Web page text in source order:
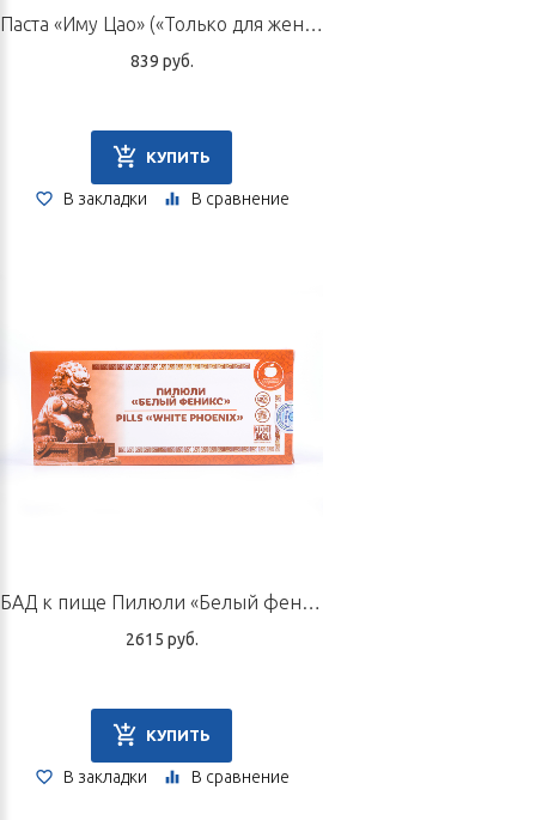
использовать однократно. Не рекомендуется применять в
В первые 3–6 часов в области контакта прокладки с телом
возможно появление легкого ощущения небольшого жжения
или, наоборот, прохлады. Оно проходит самостоятельно в
течение 6–12 часов и не требует какого-либо
специалистом по ТКМ.
Не является лекарственным средством.
Срок годности: 1,5 года.
Паста «Иму Цао» («Только для женщин»), 125 г
839 руб.
КУПИТЬ
В закладки В сравнение
БАД к пище Пилюли «Белый феникс», 10 пилюль по 9 г
2615 руб.
КУПИТЬ
В закладки В сравнение